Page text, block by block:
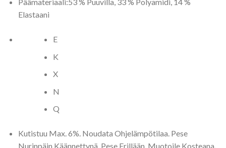
Elastaani
E
K
X
N
Q
Kutistuu Max. 6%. Noudata Ohjelämpötilaa. Pese
Nurinpäin Käännettynä. Pese Erillään. Muotoile Kosteana.